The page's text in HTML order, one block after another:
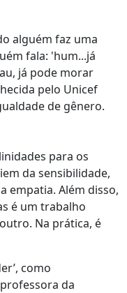
alguém faz uma
fala: 'hum...já
já pode morar
pelo Unicef
de gênero.
para os
da sensibilidade,
empatia. Além disso,
é um trabalho
Na prática, é
como
da